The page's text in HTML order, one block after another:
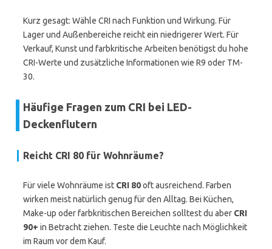
Kurz gesagt: Wähle CRI nach Funktion und Wirkung. Für
Lager und Außenbereiche reicht ein niedrigerer Wert. Für
Verkauf, Kunst und farbkritische Arbeiten benötigst du hohe
CRI-Werte und zusätzliche Informationen wie R9 oder TM-
30.
Häufige Fragen zum CRI bei LED-
Deckenflutern
Reicht CRI 80 für Wohnräume?
Für viele Wohnräume ist CRI 80oft ausreichend. Farben
wirken meist natürlich genug für den Alltag. Bei Küchen,
Make-up oder farbkritischen Bereichen solltest du aber CRI
90+ in Betracht ziehen. Teste die Leuchte nach Möglichkeit
im Raum vor dem Kauf.